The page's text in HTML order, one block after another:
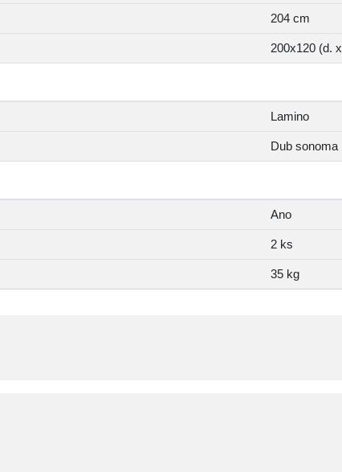
204 cm
200x120 (d.
Lamino
Dub sonoma
Ano
2 ks
35 kg